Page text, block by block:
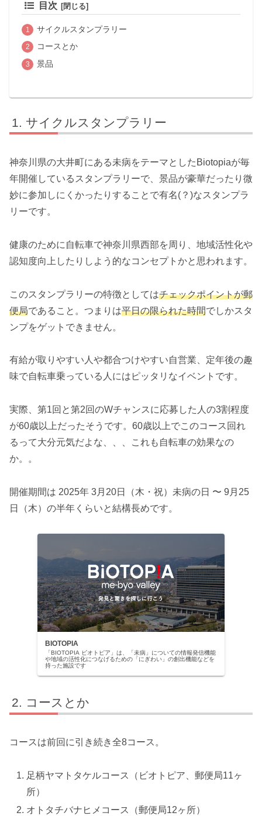
目次
サイクルスタンプラリー
コースとか
景品
サイクルスタンプラリー
神奈川県の大井町にある未病をテーマとしたBiotopiaが毎
年開催しているスタンプラリーで、景品が豪華だったり微
妙に参加しにくかったりすることで有名(？)なスタンプラ
リーです。
健康のために自転車で神奈川県西部を周り、地域活性化や
認知度向上したりしよう的なコンセプトかと思われます。
このスタンプラリーの特徴としてはチェックポイントが郵
便局であること。つまりは平日の限られた時間でしかスタ
ンプをゲットできません。
有給が取りやすい人や都合つけやすい自営業、定年後の趣
味で自転車乗っている人にはピッタリなイベントです。
実際、第1回と第2回のWチャンスに応募した人の3割程度
が60歳以上だったそうです。60歳以上でこのコース回れ
るって大分元気だよな、、、これも自転車の効果なの
か。。
開催期間は 2025年 3月20日（木・祝）未病の日 〜 9月25
日（木）の半年くらいと結構長めです。
BIOTOPIA
「BIOTOPIA ビオトピア」は、「未病」についての情報発信機能
や地域の活性化につなげるための「にぎわい」の創出機能などを
持った施設です
コースとか
コースは前回に引き続き全8コース。
足柄ヤマトタケルコース（ビオトピア、郵便局11ヶ
所）
オトタチバナヒメコース（郵便局12ヶ所）